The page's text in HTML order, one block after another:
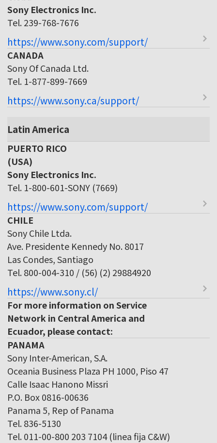
Sony Electronics Inc.
Tel. 239-768-7676
https://www.sony.com/support/
CANADA
Sony Of Canada Ltd.
Tel. 1-877-899-7669
https://www.sony.ca/support/
Latin America
PUERTO RICO
(USA)
Sony Electronics Inc.
Tel. 1-800-601-SONY (7669)
https://www.sony.com/support/
CHILE
Sony Chile Ltda.
Ave. Presidente Kennedy No. 8017
Las Condes, Santiago
Tel. 800-004-310 / (56) (2) 29884920
https://www.sony.cl/
For more information on Service
Network in Central America and
Ecuador, please contact:
PANAMA
Sony Inter-American, S.A.
Oceania Business Plaza PH 1000, Piso 47
Calle Isaac Hanono Missri
P.O. Box 0816-00636
Panama 5, Rep of Panama
Tel. 836-5130
Tel. 011-00-800 203 7104 (linea fija C&W)